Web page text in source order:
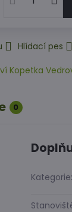
Hlídací pes
Kopetka
0
Kategorie: